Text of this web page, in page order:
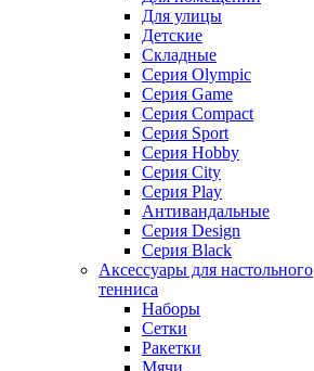
Для улицы
Детские
Складные
Серия Olympic
Серия Game
Серия Compact
Серия Sport
Серия Hobby
Серия City
Серия Play
Антивандальные
Серия Design
Серия Black
Аксессуары для настольного
тенниса
Наборы
Сетки
Ракетки
Мячи